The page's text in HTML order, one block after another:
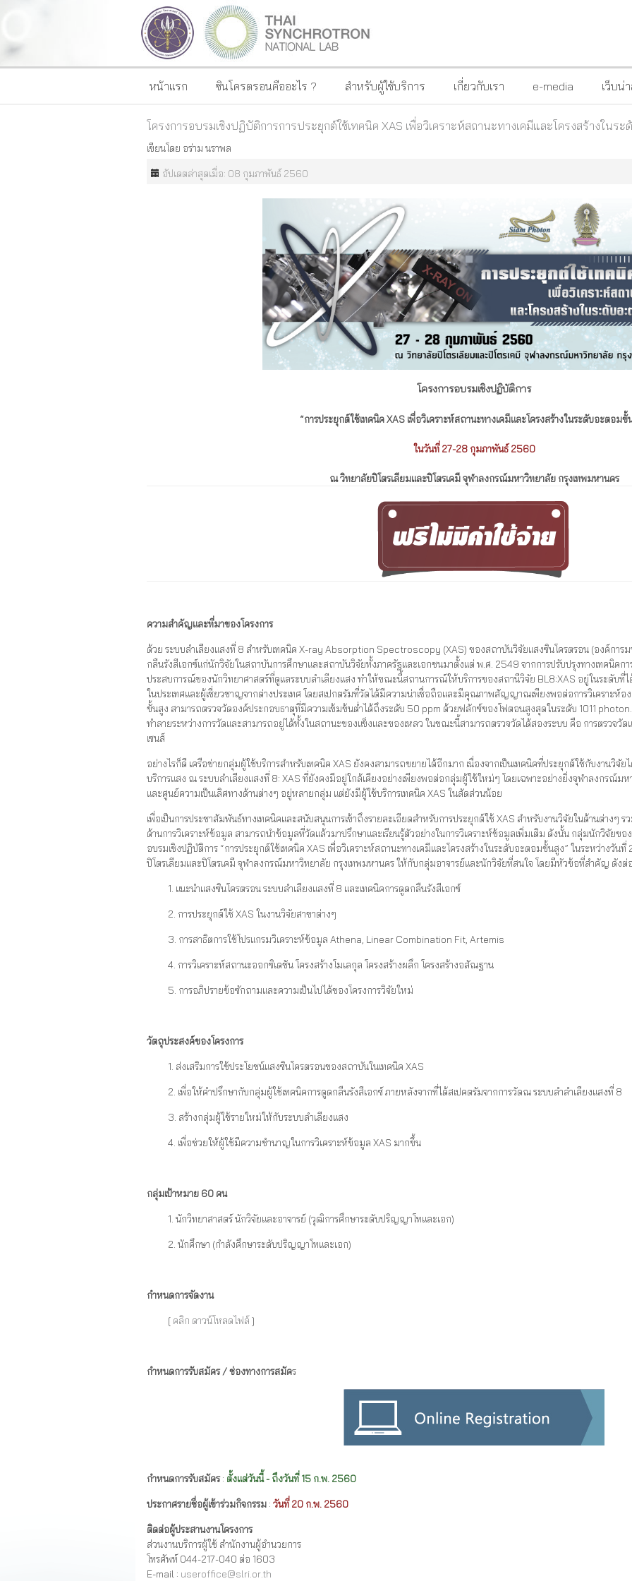
หน้าแรก ซินโครตรอนคืออะไร ? สำหรับผู้ใช้บริการ เกี่ยวกับเรา e-media เว็บน่
โครงการอบรมเชิงปฏิบัติการการประยุกต์ใช้เทคนิค XAS เพื่อวิเคราะห์สถานะทางเคมีและโครงสร้างในร
เขียนโดย อร่าม นราพล
อัปเดตล่าสุดเมื่อ: 08 กุมภาพันธ์ 2560
โครงการอบรมเชิงปฏิบัติการ
“การประยุกต์ใช้เทคนิค XAS เพื่อวิเคราะห์สถานะทางเคมีและโครงสร้างในระดับอะตอมขั้
ในวันที่ 27-28 กุมภาพันธ์ 2560
ณ วิทยาลัยปิโตรเลียมและปิโตรเคมี จุฬาลงกรณ์มหาวิทยาลัย กรุงเทพมหานคร
ความสำคัญและที่มาของโครงการ
ด้วย ระบบลำเลียงแสงที่ 8 สำหรับเทคนิค X-ray Absorption Spectroscopy (XAS) ของสถาบันวิจัยแสงซินโครตรอน (องค์การม
กลืนรังสีเอกซ์แก่นักวิจัยในสถาบันการศึกษาและสถาบันวิจัยทั้งภาครัฐและเอกชนมาตั้งแต่ พ.ศ. 2549 จากการปรับปรุงทางเทคนิคก
ประสบการณ์ของนักวิทยาศาสตร์ที่ดูแลระบบลำเลียงแสง ทำให้ขณะนี้สถานการณ์ให้บริการของสถานีวิจัย BL8:XAS อยู่ในระดับที่ไ
ในประเทศและผู้เชี่ยวชาญจากต่างประเทศ โดยสเปกตรัมที่วัดได้มีความน่าเชื่อถือและมีคุณภาพสัญญาณเพียงพอต่อการวิเคราะห์อ
ขั้นสูง สามารถตรวจวัดองค์ประกอบธาตุที่มีความเข้มข้นต่ำได้ถึงระดับ 50 ppm ด้วยฟลักซ์ของโฟตอนสูงสุดในระดับ 1011
ทำลายระหว่างการวัดและสามารถอยู่ได้ทั้งในสถานะของแข็งและของเหลว ในขณะนี้สามารถตรวจวัดได้สองระบบ คือ การตรวจวัด
เซนส์
อย่างไรก็ดี เครือข่ายกลุ่มผู้ใช้บริการสำหรับเทคนิค XAS ยังคงสามารถขยายได้อีกมาก เนื่องจากเป็นเทคนิคที่ประยุกต์ใช้กับงานวิจั
บริการแสง ณ ระบบลำเลียงแสงที่ 8: XAS ที่ยังคงมีอยู่ใกล้เคียงอย่างเพียงพอต่อกลุ่มผู้ใช้ใหม่ๆ โดยเฉพาะอย่างยิ่งจุฬาลงกรณ์
และศูนย์ความเป็นเลิศทางด้านต่างๆ อยู่หลายกลุ่ม แต่ยังมีผู้ใช้บริการเทคนิค XAS ในสัดส่วนน้อย
เพื่อเป็นการประชาสัมพันธ์ทางเทคนิคและสนับสนุนการเข้าถึงรายละเอียดสำหรับการประยุกต์ใช้ XAS สำหรับงานวิจัยในด้านต่างๆ
ด้านการวิเคราะห์ข้อมูล สามารถนำข้อมูลที่วัดแล้วมาปรึกษาและเรียนรู้ตัวอย่างในการวิเคราะห์ข้อมูลเพิ่มเติม ดังนั้น กลุ่มนักวิจัยข
อบรมเชิงปฏิบัติการ “การประยุกต์ใช้เทคนิค XAS เพื่อวิเคราะห์สถานะทางเคมีและโครงสร้างในระดับอะตอมขั้นสูง” ในระหว่าง
ปิโตรเลียมและปิโตรเคมี จุฬาลงกรณ์มหาวิทยาลัย กรุงเทพมหานคร ให้กับกลุ่มอาจารย์และนักวิจัยที่สนใจ โดยมีหัวข้อที่สำคัญ ดังต่
1. แนะนำแสงซินโครตรอน ระบบลำเลียงแสงที่ 8 และเทคนิคการดูดกลืนรังสีเอกซ์
2. การประยุกต์ใช้ XAS ในงานวิจัยสาขาต่างๆ
3. การสาธิตการใช้โปรแกรมวิเคราะห์ข้อมูล Athena, Linear Combination Fit, Artemis
4. การวิเคราะห์สถานะออกซิเดชัน โครงสร้างโมเลกุล โครงสร้างผลึก โครงสร้างอสัณฐาน
5. การอภิปรายข้อซักถามและความเป็นไปได้ของโครงการวิจัยใหม่
วัตถุประสงค์ของโครงการ
1. ส่งเสริมการใช้ประโยชน์แสงซินโครตรอนของสถาบันในเทคนิค XAS
2. เพื่อให้คำปรึกษากับกลุ่มผู้ใช้เทคนิคการดูดกลืนรังสีเอกซ์ ภายหลังจากที่ได้สเปคตรัมจากการวัดณ ระบบลำลำเลียงแสงที่ 8
3. สร้างกลุ่มผู้ใช้รายใหม่ให้กับระบบลำเลียงแสง
4. เพื่อช่วยให้ผู้ใช้มีความชำนาญในการวิเคราะห์ข้อมูล XAS มากขึ้น
กลุ่มเป้าหมาย 60 คน
1. นักวิทยาสาสตร์ นักวิจัยและอาจารย์ (วุฒิการศึกษาระดับปริญญาโทและเอก)
2. นักศึกษา (กำลังศึกษาระดับปริญญาโทและเอก)
กำหนดการจัดงาน
[ คลิก ดาวน์โหลดไฟล์]
กำหนดการรับสมัคร / ช่องทางการสมัคร
กำหนดการรับสมัคร: ตั้งแต่วันนี้ - ถึงวันที่ 15 ก.พ. 2560
ประกาศรายชื่อผู้เข้าร่วมกิจกรรม :วันที่ 20 ก.พ. 2560
ติดต่อผู้ประสานงานโครงการ
ส่วนงานบริการผู้ใช้ สำนักงานผู้อำนวยการ
โทรศัพท์ 044-217-040 ต่อ 1603
E-mail : useroffice@slri.or.th